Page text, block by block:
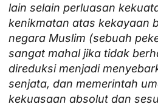
lain selain perluasan
kenikmatan atas kekayaan
negara Muslim (sebuah
sangat mahal jika tidak
direduksi menjadi
senjata, dan memerintah
kekuasaan absolut dan